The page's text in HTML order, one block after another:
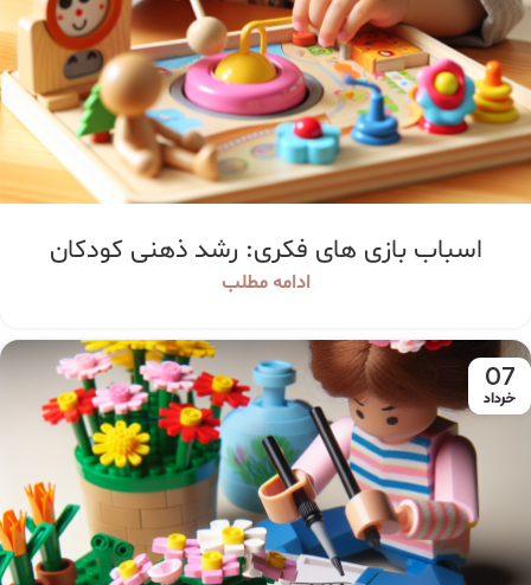
اسباب بازی های فکری: رشد ذهنی کودکان
ادامه مطلب
07
خرداد